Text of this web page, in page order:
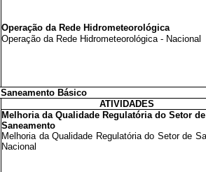
Operação da Rede Hidrometeorológica
Operação da Rede Hidrometeorológica - Nacional
Saneamento Básico
ATIVIDADES
Melhoria da Qualidade Regulatória do Setor de
Saneamento
Melhoria da Qualidade Regulatória do Setor de
Nacional